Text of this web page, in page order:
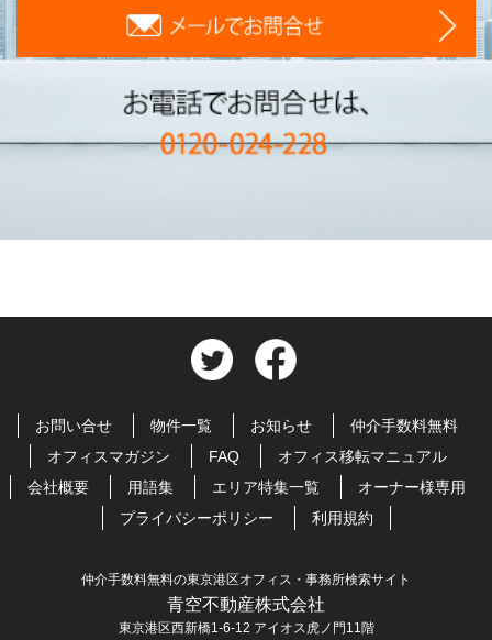
お問い合せ 物件一覧 お知らせ
仲介手数料無料
オフィスマガジン
FAQ
オフィス移転マニュアル
会社概要
用語集 エリア特集一覧
オーナー様専用
プライバシーポリシー
利用規約
仲介手数料無料の東京港区オフィス・事務所検索サイト
青空不動産株式会社
東京港区西新橋1-6-12 アイオス虎ノ門11階